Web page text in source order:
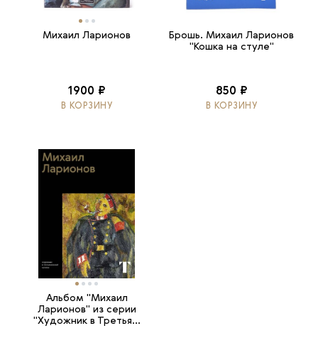
Михаил Ларионов
1900 ₽
В КОРЗИНУ
Брошь. Михаил Ларионов
"Кошка на стуле"
850 ₽
В КОРЗИНУ
Альбом "Михаил
Ларионов" из серии
"Художник в Третья...